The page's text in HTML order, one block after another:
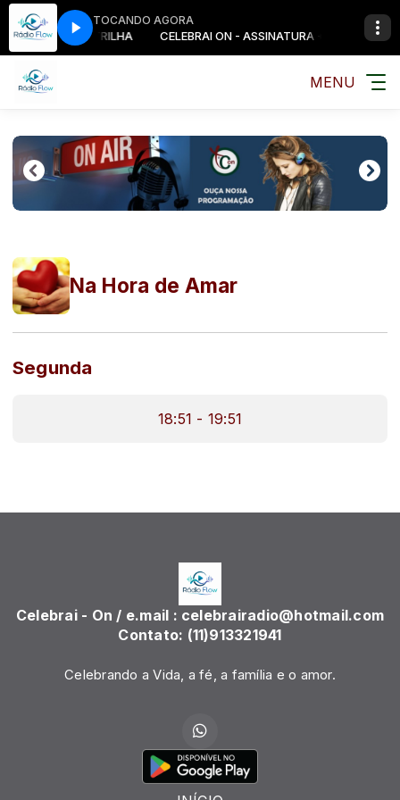
TOCANDO AGORA
ASSINATURA + TRILHA CELEBRAI ON - ASSINATURA + TRILHA
MENU
Na Hora de Amar
Segunda
18:51 - 19:51
Celebrai - On / e.mail : celebrairadio@hotmail.com
Contato: (11)913321941
Celebrando a Vida, a fé, a família e o amor.